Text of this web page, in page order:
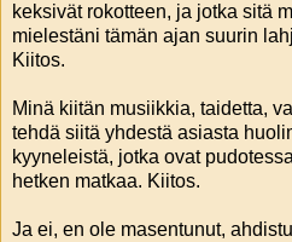
keksivät rokotteen, ja jotka sitä
mielestäni tämän ajan suurin
Kiitos.
Minä kiitän musiikkia, taidetta,
tehdä siitä yhdestä asiasta
kyyneleistä, jotka ovat
hetken matkaa. Kiitos.
Ja ei, en ole masentunut,